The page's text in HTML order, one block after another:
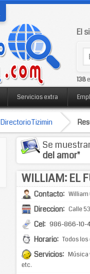
El
138
Servicios extra
DirectorioTizimin
Se
del amor"
WILLIAM: EL
Contacto: William
Direccion: Calle
Cel: 986-866-10-
Horario: Todos los
Servicios: Música
etc.